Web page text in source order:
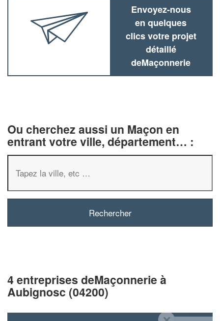
Envoyez-nous
en quelques
clics votre projet
détaillé
deMaçonnerie
Ou cherchez aussi un Maçon en
entrant votre ville, département… :
4 entreprises deMaçonnerie à
Aubignosc (04200)